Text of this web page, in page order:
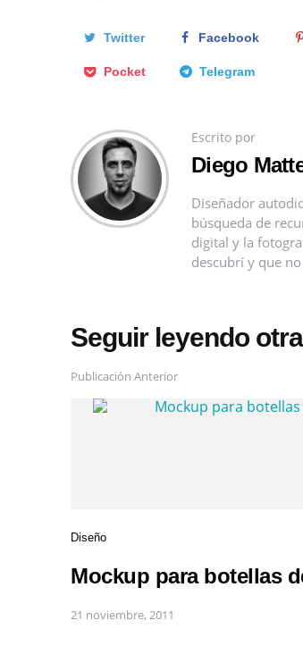
Twitter Facebook
Pocket Telegram
Escrito por
Diego
Diseñador
búsqueda de
digital y la
descubrí y que
Seguir leyendo
Publicación Anterior
Diseño
Mockup para botellas
21 noviembre, 2011